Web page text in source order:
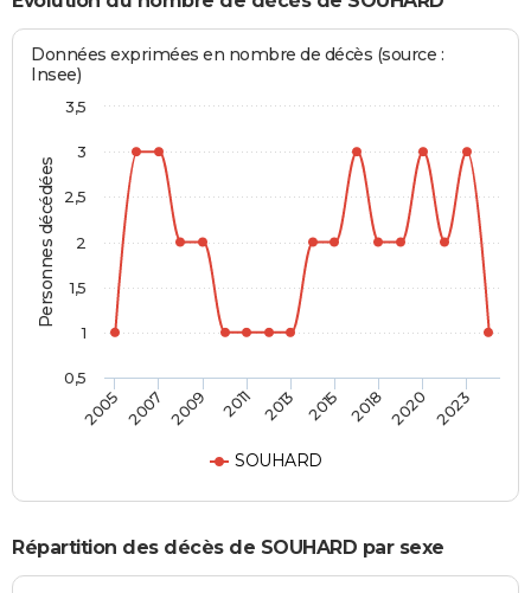
Personnes décédées
Données exprimées en nombre de décès (source :
Insee)
SOUHARD
2005 2007 2009 2011 2013 2015 2018 2020 2023
0,5
1
1,5
2
2,5
3
3,5
Répartition des décès de SOUHARD par sexe